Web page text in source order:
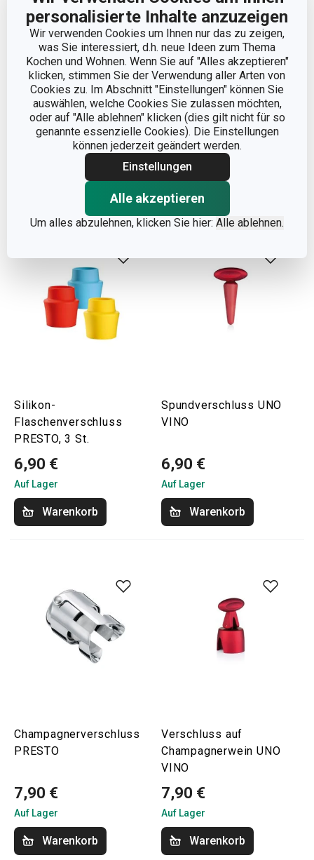
personalisierte Inhalte anzuzeigen
Wir verwenden Cookies um Ihnen nur das zu zeigen,
was Sie interessiert, d.h. neue Ideen zum Thema
Kochen und Wohnen. Wenn Sie auf "Alles akzeptieren"
klicken, stimmen Sie der Verwendung aller Arten von
Cookies zu. Im Abschnitt "Einstellungen" können Sie
auswählen, welche Cookies Sie zulassen möchten,
oder auf "Alle ablehnen" klicken (dies gilt nicht für so
genannte essenzielle Cookies). Die Einstellungen
können jederzeit geändert werden.
Einstellungen
Alle akzeptieren
Um alles abzulehnen, klicken Sie hier: Alle ablehnen.
Luftdichter
Flaschenverschluss
PRESTO, 2 St.
5,90 €
Warenkorb
Stopfen für die
Vakuumpumpe UNO
VINO, 3 St.
5,90 €
Auf Lager
Warenkorb
Silikon-
Flaschenverschluss
PRESTO, 3 St.
6,90 €
Auf Lager
Warenkorb
Spundverschluss UNO
VINO
6,90 €
Auf Lager
Warenkorb
Champagnerverschluss
PRESTO
7,90 €
Auf Lager
Warenkorb
Verschluss auf
Champagnerwein UNO
VINO
7,90 €
Auf Lager
Warenkorb